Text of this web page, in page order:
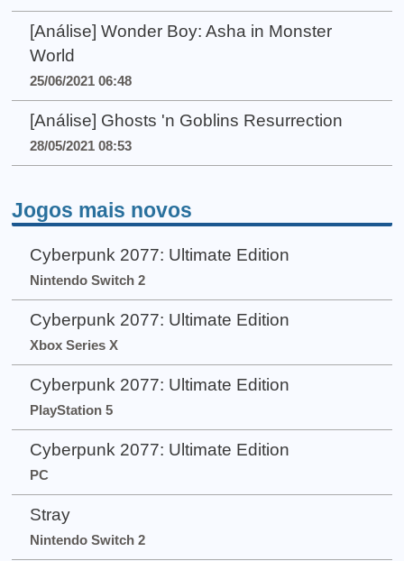
[Análise] Wonder Boy: Asha in Monster
World
25/06/2021 06:48
[Análise] Ghosts 'n Goblins Resurrection
28/05/2021 08:53
Jogos mais novos
Cyberpunk 2077: Ultimate Edition
Nintendo Switch 2
Cyberpunk 2077: Ultimate Edition
Xbox Series X
Cyberpunk 2077: Ultimate Edition
PlayStation 5
Cyberpunk 2077: Ultimate Edition
PC
Stray
Nintendo Switch 2